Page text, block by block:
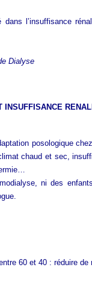
dans l’insuffisance
Dialyse
INSUFFISANCE
posologique
chaud et sec,
ni des
60 et 40 : réduire de